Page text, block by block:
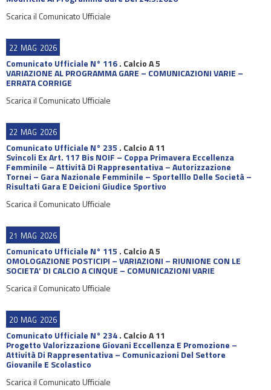
Scarica il Comunicato Ufficiale
22 MAG 2026
Comunicato Ufficiale N° 116. Calcio A 5
VARIAZIONE AL PROGRAMMA GARE – COMUNICAZIONI VARIE –
ERRATA CORRIGE
Scarica il Comunicato Ufficiale
22 MAG 2026
Comunicato Ufficiale N° 235 . Calcio A 11
Svincoli Ex Art. 117 Bis NOIF – Coppa Primavera Eccellenza
Femminile – Attività Di Rappresentativa – Autorizzazione
Tornei – Gara Nazionale Femminile – Sportelllo Delle Società –
Risultati Gara E Deicioni Giudice Sportivo
Scarica il Comunicato Ufficiale
21 MAG 2026
Comunicato Ufficiale N° 115 . Calcio A 5
OMOLOGAZIONE POSTICIPI – VARIAZIONI – RIUNIONE CON LE
SOCIETA’ DI CALCIO A CINQUE – COMUNICAZIONI VARIE
Scarica il Comunicato Ufficiale
20 MAG 2026
Comunicato Ufficiale N° 234. Calcio A 11
Progetto Valorizzazione Giovani Eccellenza E Promozione –
Attività Di Rappresentativa – Comunicazioni Del Settore
Giovanile E Scolastico
Scarica il Comunicato Ufficiale